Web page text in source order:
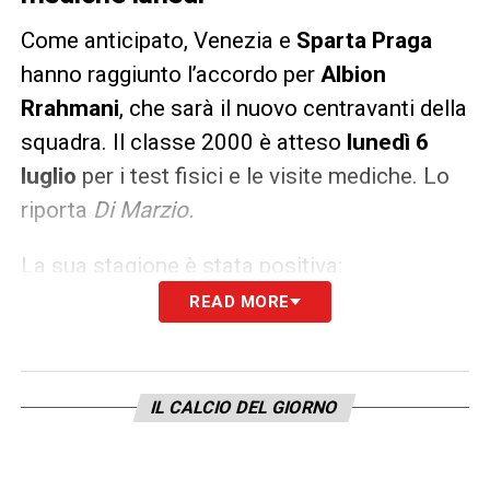
Come anticipato, Venezia e Sparta Praga
hanno raggiunto l’accordo per Albion
Rrahmani, che sarà il nuovo centravanti della
squadra. Il classe 2000 è atteso lunedì 6
luglio per i test fisici e le visite mediche. Lo
riporta Di Marzio.
La sua stagione è stata positiva:
29 presenzein campionato A cui si aggiungono
1 assistnelle7 gare di Conference
READ MORE
IL CALCIO DEL GIORNO